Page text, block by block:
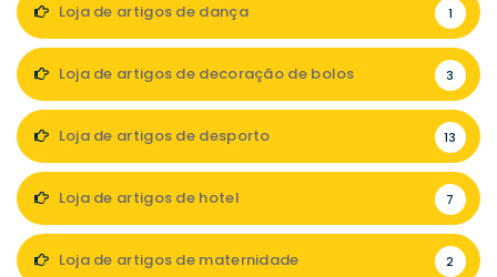
Loja de artigos de dança 1
Loja de artigos de decoração de bolos 3
Loja de artigos de desporto 13
Loja de artigos de hotel 7
Loja de artigos de maternidade 2